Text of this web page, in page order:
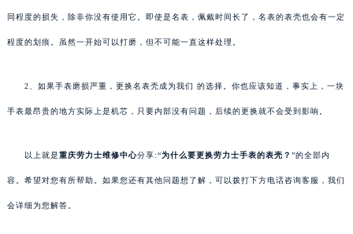
同程度的损失，除非你没有使用它。即使是名表，佩戴时间长了，名表的表壳也会有一定
程度的划痕。虽然一开始可以打磨，但不可能一直这样处理。
2、如果手表磨损严重，更换名表壳成为我们 的选择。你也应该知道，事实上，一块
手表最昂贵的地方实际上是机芯，只要内部没有问题，后续的更换就不会受到影响。
以上就是重庆劳力士维修中心分享:“为什么要更换劳力士手表的表壳？ ”的全部内
容。希望对您有所帮助。如果您还有其他问题想了解，可以拨打下方电话咨询客服，我们
会详细为您解答。